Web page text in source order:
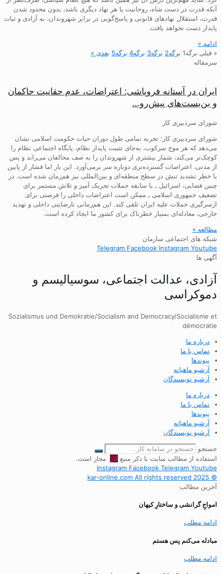
آنکه قدرت در دست شاه، روحانیت یا هر نهاد دیگری باشد، بدون محدود شدن
قدرت، استقلال نهادهای قانونی و پاسخ‌گویی در برابر شهروندان، به آزادی و ثبات
پایدار دست نخواهد یافت.
ادامه »
« قبلی برگه1 برگه2 برگه3 برگه4 برگه5 بعدی »
سرمقاله
ایران در آستانه فروپاشی: اعتراضات، عدم حقانیت حاکمان
و بن‌بست‌های پیش‌رو…
شورای سردبیری کار
شورای سردبیری کار: تجربه تمامی طول دوران حیات حکومت اسلامی نشان
می‌دهد که هر موج سرکوب، به‌جای تثبیت پایدار نظام، پایگاه اجتماعی نظام را
کوچک‌تر می‌کند، شمار بیشتری از شهروندان را به صف مخالفان می‌راند و پس
از مدتی، اعتراضات گسترده‌تری دوباره سر برمی‌آورد. این بار اما فشار از پایین
با خطر تشدید تنش در سطح منطقه‌ای و بین‌المللی نیز هم‌زمان شده است. در
چنین فضایی، اسرائیل ـ با سابقه حملات تحریک آمیز و تلاش مستمر برای
تضعیف جمهوری اسلامی ـ ممکن است اعتراضات داخلی را فرصتی برای
ازسرگیری حملات علیه ایران تلقی کند. این هم‌زمانی نارضایتی داخلی و تهدید
خارجی، معادله‌ای بسیار خطرناک برای کشور ما ایجاد کرده است.
مطالعه »
شبکه های اجتماعی سازمان
Telegram Facebook Instagram Youtube
آگهی ها
آزادی، عدالت اجتماعی، سوسیالیسم و
دموکراسی
Sozialismus und Demokratie/Socialism and Democracy/Socialisme et
démocratie
درباره ما
تماس با ما
پیوندها
آرشیو ماهیانه
آرشیو نویسندگان
درباره ما
تماس با ما
پیوندها
آرشیو ماهیانه
آرشیو نویسندگان
جستجو
استفاده از مطالب سایت با ذکر منبعکار
مجاز است.
Instagram Facebook Telegram Youtube
© 2025 kar-online.com All rights reserved
آخرین مطالب
‌امواجِ گرانشی و ساختارِ کیهان
ادامه مطلب
مبادله می‌کنم پس هستم
ادامه مطلب